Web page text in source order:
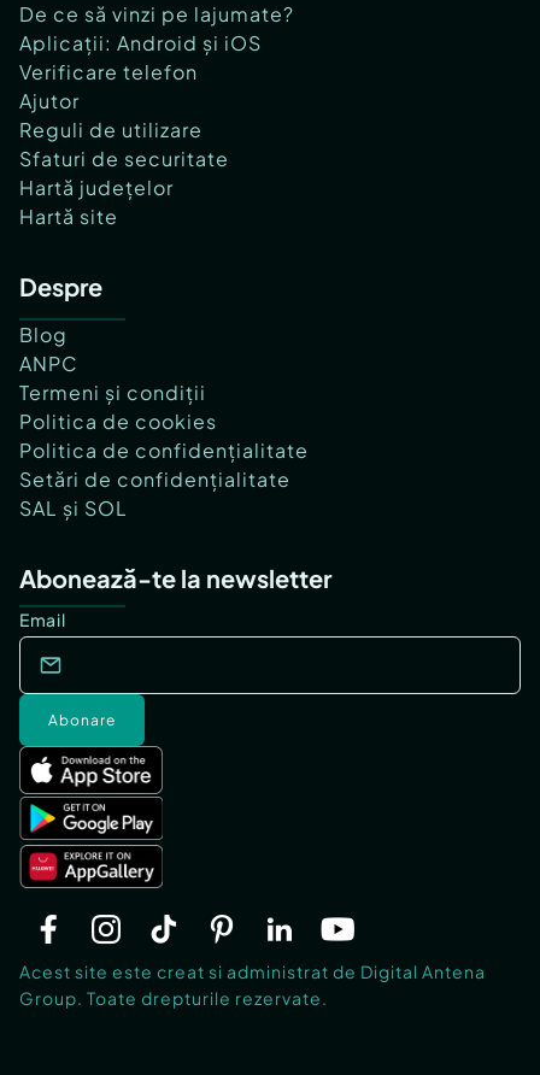
De ce să vinzi pe lajumate?
Aplicații: Android și iOS
Verificare telefon
Ajutor
Reguli de utilizare
Sfaturi de securitate
Hartă județelor
Hartă site
Despre
Blog
ANPC
Termeni și condiții
Politica de cookies
Politica de confidențialitate
Setări de confidențialitate
SAL și SOL
Abonează-te la newsletter
Email
Abonare
Acest site este creat si administrat de Digital Antena
Group. Toate drepturile rezervate.